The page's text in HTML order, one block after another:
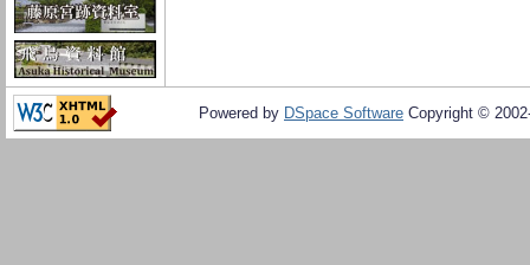
Powered by DSpace Software Copyright ©